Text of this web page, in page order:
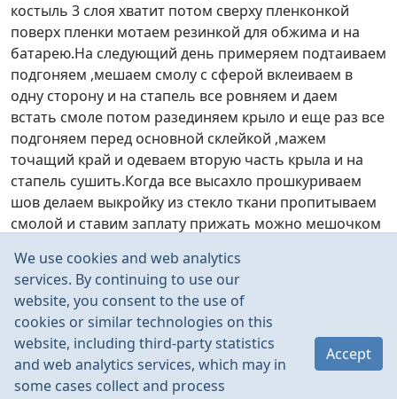
костыль 3 слоя хватит потом сверху пленконкой
поверх пленки мотаем резинкой для обжима и на
батарею.На следующий день примеряем подтаиваем
подгоняем ,мешаем смолу с сферой вклеиваем в
одну сторону и на стапель все ровняем и даем
встать смоле потом разединяем крыло и еще раз все
подгоняем перед основной склейкой ,мажем
точащий край и одеваем вторую часть крыла и на
стапель сушить.Когда все высахло прошкуриваем
шов делаем выкройку из стекло ткани пропитываем
смолой и ставим заплату прижать можно мешочком
ремонта прибавит в весе примерно 2,5 гр.что в
полне приемлемо.Фото прилагаю
Read more
Feb 2015 0
We use cookies and web analytics
services. By continuing to use our
website, you consent to the use of
cookies or similar technologies on this
website, including third-party statistics
and web analytics services, which may in
some cases collect and process
Accept